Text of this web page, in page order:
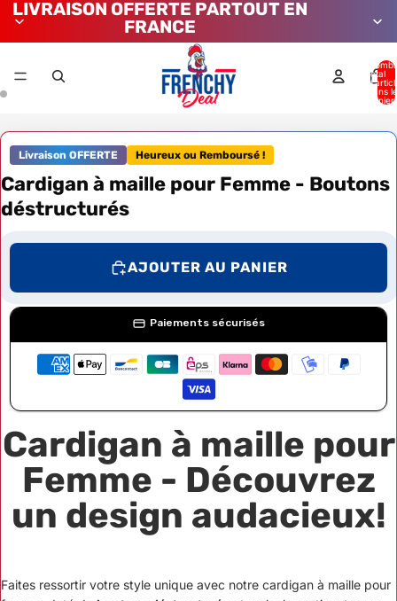
LIVRAISON OFFERTE PARTOUT EN
FRANCE
total
dans le
Livraison OFFERTE Heureux ou Remboursé !
Cardigan à maille pour Femme - Boutons
déstructurés
AJOUTER AU PANIER
Paiements sécurisés
Cardigan à maille pour
Femme - Découvrez
un design audacieux!
Faites ressortir votre style unique avec notre cardigan à maille pour